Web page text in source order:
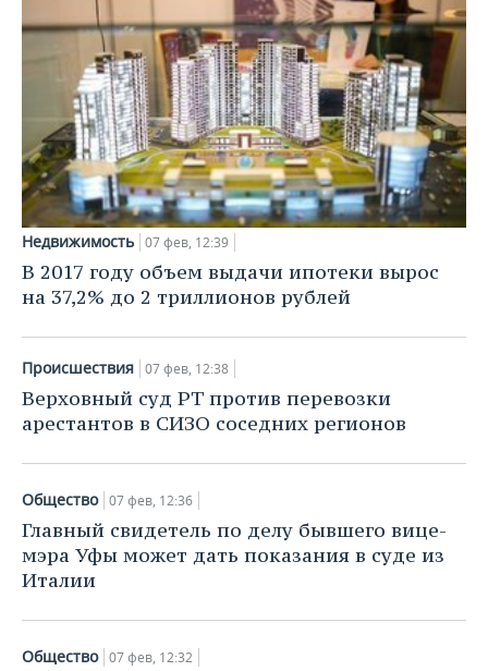
Недвижимость 07 фев, 12:39
В 2017 году объем выдачи ипотеки вырос
на 37,2% до 2 триллионов рублей
Происшествия 07 фев, 12:38
Верховный суд РТ против перевозки
арестантов в СИЗО соседних регионов
Общество 07 фев, 12:36
Главный свидетель по делу бывшего вице-
мэра Уфы может дать показания в суде из
Италии
Общество 07 фев, 12:32